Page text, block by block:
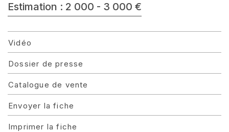
Estimation : 2 000 - 3 000 €
Vidéo
Dossier de presse
Catalogue de vente
Envoyer la fiche
Imprimer la fiche